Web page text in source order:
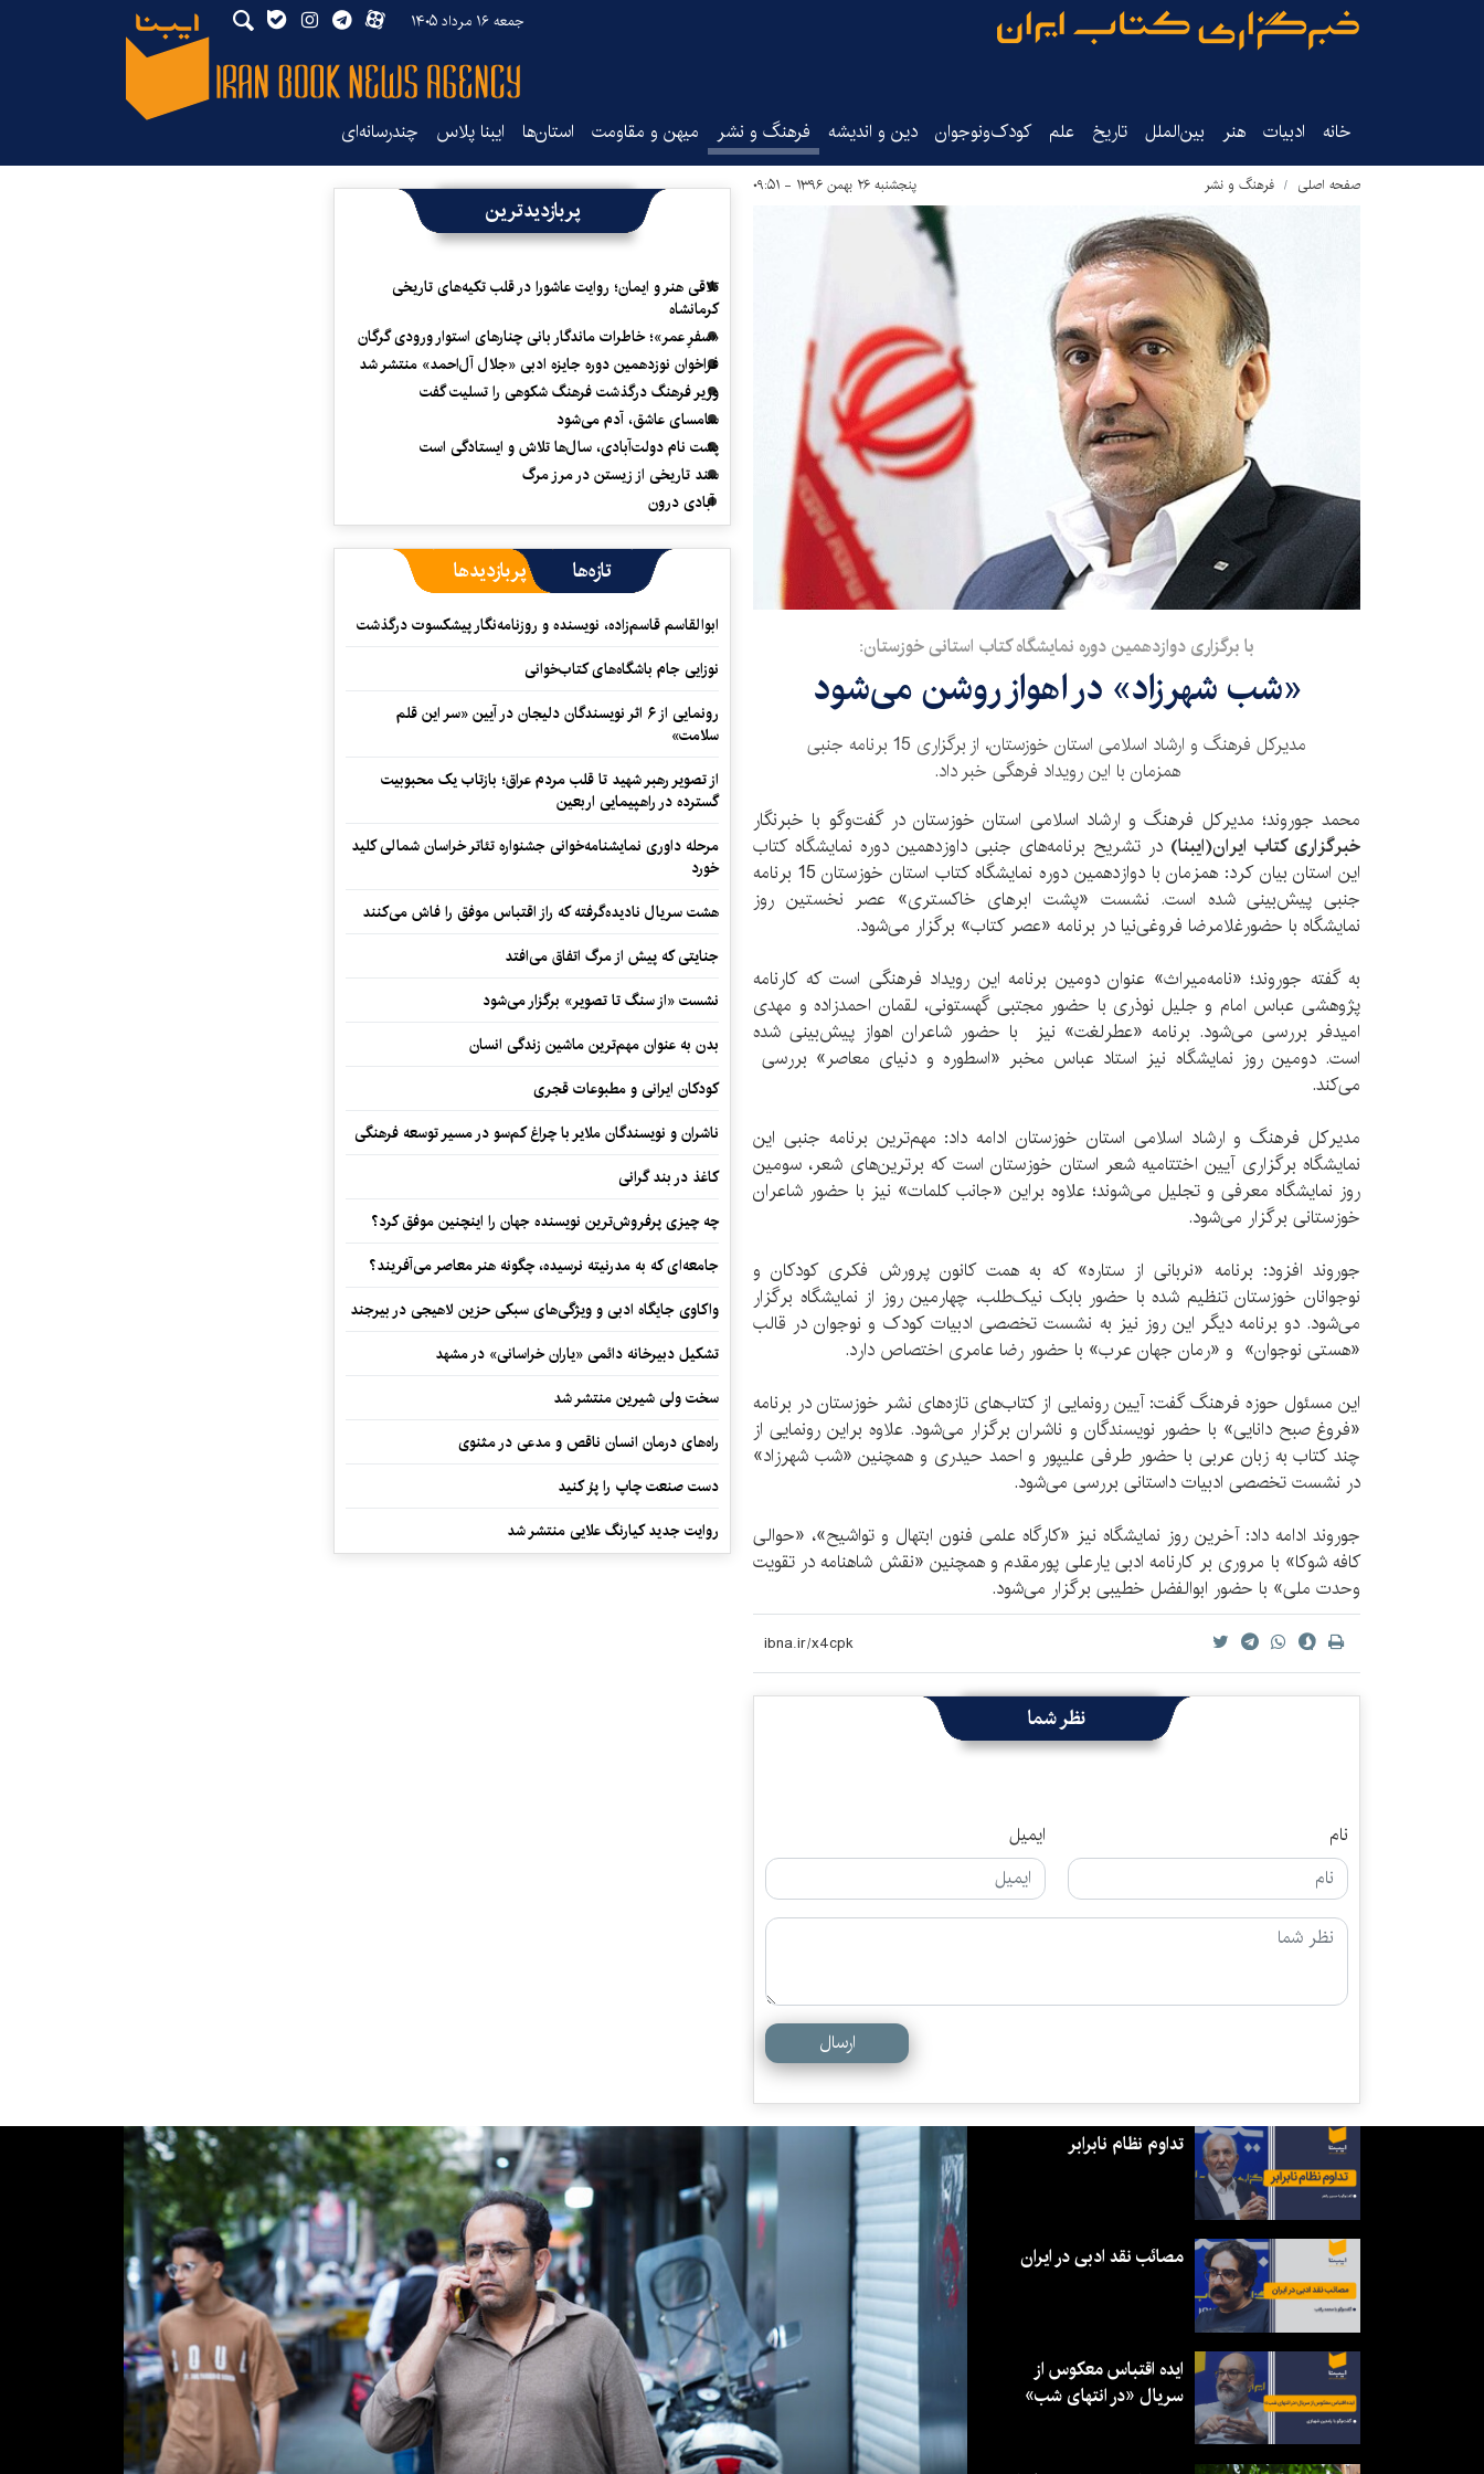
جمعه ۱۶ مرداد ۱۴۰۵
خانه ادبیات هنر بین‌الملل تاریخ‌ علم کودک‌ونوجوان دین و اندیشه فرهنگ و نشر میهن و مقاومت استان‌ها ایبنا پلاس چندرسانه‌ای
صفحه اصلی فرهنگ و نشر پنجشنبه ۲۶ بهمن ۱۳۹۶ - ۰۹:۵۱
با برگزاری دوازدهمین دوره نمایشگاه کتاب استانی خوزستان:
«شب شهرزاد» در اهواز روشن می‌شود
مدیرکل فرهنگ و ارشاد اسلامی استان خوزستان، از برگزاری 15 برنامه جنبی
همزمان با این رویداد فرهگی خبر داد.
محمد جوروند؛ مدیرکل فرهنگ و ارشاد اسلامی استان خوزستان در گفت‌و‌گو با خبرنگار
خبرگزاری کتاب ایران‌(ایبنا) در تشریح برنامه‌های جنبی داوزدهمین دوره نمایشگاه کتاب
این استان بیان کرد: همزمان با دوازدهمین دوره نمایشگاه کتاب استان خوزستان 15 برنامه
جنبی پیش‌بینی شده است. نشست «پشت ابر‌های خاکستری» عصر نخستین روز
نمایشگاه با حضورغلامرضا فروغی‌نیا در برنامه «عصر کتاب» برگزار می‌شود.
به گفته جوروند؛ «نامه‌میراث» عنوان دومین برنامه این رویداد فرهنگی است که کارنامه
پژوهشی عباس امام و جلیل نوذری با حضور مجتبی گهستونی، لقمان احمد‌زاده و مهدی
امید‌فر بررسی می‌شود. برنامه «عطرلغت» نیز با حضور شاعران اهواز پیش‌بینی شده
است. دومین روز نمایشگاه نیز استاد عباس مخبر «اسطوره و دنیای معاصر» بررسی
می‌کند.
مدیرکل فرهنگ و ارشاد اسلامی استان خوزستان ادامه داد: مهم‌ترین برنامه جنبی این
نمایشگاه برگزاری آیین اختتامیه شعر استان خوزستان است که برترین‌های شعر، سومین
روز نمایشگاه معرفی و تجلیل می‌شوند؛ علاوه براین «جانب کلمات» نیز با حضور شاعران
خوزستانی برگزار می‌شود.
جوروند افزود: برنامه «نربانی از ستاره» که به همت کانون پرورش فکری کودکان و
نوجوانان خوزستان تنظیم شده با حضور بابک نیک‌طلب، چهارمین روز از نمایشگاه برگزار
می‌شود. دو برنامه دیگر این روز نیز به نشست تخصصی ادبیات کودک و نوجوان در قالب
«هستی نوجوان» و «رمان جهان عرب» با حضور رضا عامری اختصاص دارد.
این مسئول حوزه فرهنگ گفت: آیین رونمایی از کتاب‌های تازه‌‌های نشر خوزستان در برنامه
«فروغ صبح دانایی» با حضور نویسندگان و ناشران برگزار می‌شود. علاوه براین رونمایی از
چند کتاب به زبان عربی با حضور طرفی علیپور و احمد حیدری و همچنین «شب شهرزاد»
در نشست تخصصی ادبیات داستانی بررسی می‌شود.
جوروند ادامه داد: آخرین روز نمایشگاه نیز «کارگاه علمی فنون ابتهال و تواشیح»، «حوالی
کافه شوکا» با مروری بر کارنامه ادبی یار‌علی پورمقدم و همچنین «نقش شاهنامه در تقویت
وحدت ملی» با حضور ابوالفضل خطیبی برگزار می‌شود.
نظر شما
نام ایمیل
ارسال
پربازدیدترین
تلاقی هنر و ایمان؛ روایت عاشورا در قلب تکیه‌های تاریخی
کرمانشاه
«سفرِ عمر»؛ خاطرات ماندگار بانی چنارهای استوار ورودی گرگان
فراخوان نوزدهمین دوره جایزه ادبی «جلال آل‌احمد» منتشر شد
وزیر فرهنگ درگذشت فرهنگ شکوهی را تسلیت گفت
سامسای عاشق، آدم می‌شود
پشت نام دولت‌آبادی، سال‌ها تلاش و ایستادگی است
سند تاریخی از زیستن در مرز مرگ
آبادی درون
تازه‌ها پربازدیدها
ابوالقاسم قاسم‌زاده، نویسنده و روزنامه‌نگار پیشکسوت درگذشت
نوزایی جام باشگاه‌های کتاب‌خوانی
رونمایی از ۶ اثر نویسندگان دلیجان در آیین «سر این قلم
سلامت»
از تصویر رهبر شهید تا قلب مردم عراق؛ بازتاب یک محبوبیت
گسترده در راهپیمایی اربعین
مرحله داوری نمایشنامه‌خوانی جشنواره تئاتر خراسان شمالی کلید
خورد
هشت سریال نادیده‌گرفته که راز اقتباس موفق را فاش می‌کنند
جنایتی که پیش از مرگ اتفاق می‌افتد
نشست «از سنگ تا تصویر» برگزار می‌شود
بدن به عنوان مهم‌ترین ماشین زندگی انسان
کودکان ایرانی و مطبوعات قجری
ناشران و نویسندگان ملایر با چراغ کم‌سو در مسیر توسعه فرهنگی
کاغذ در بند گرانی
چه چیزی پرفروش‌ترین نویسنده جهان را اینچنین موفق کرد؟
جامعه‌ای که به مدرنیته نرسیده، چگونه هنر معاصر می‌آفریند؟
واکاوی جایگاه ادبی و ویژگی‌های سبکی حزین لاهیجی در بیرجند
تشکیل دبیرخانه دائمی «یاران خراسانی» در مشهد
سخت ولی شیرین منتشر شد
راه‌های درمان انسان ناقص و مدعی در مثنوی
دست صنعت چاپ را پرُ کنید
روایت جدید کیارنگ علایی منتشر شد
تداوم نظام نابرابر
مصائب نقد ادبی در ایران
ایده اقتباس معکوس از
سریال «در انتهای شب»